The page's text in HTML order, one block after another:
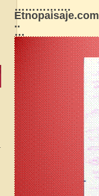
…………….
Etnopaisaje.com
..
…